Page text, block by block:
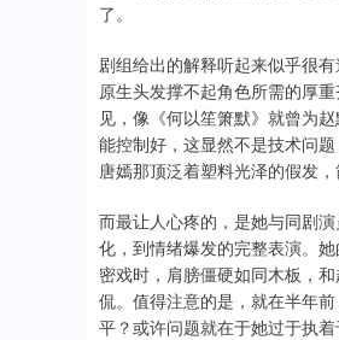
了。
剧组给出的解释听起来似乎很
原生头发撑不起角色所需的厚
见，像《何以笙箫默》就曾为
能控制好，这显然不是技术问
唐嫣那顶泛着塑料光泽的假发
而最让人心疼的，是她与同剧
化，到情绪爆发的完整表演。
密戏时，肩膀僵硬如同木板，
侃。值得注意的是，就在半年
平？或许问题就在于她过于执